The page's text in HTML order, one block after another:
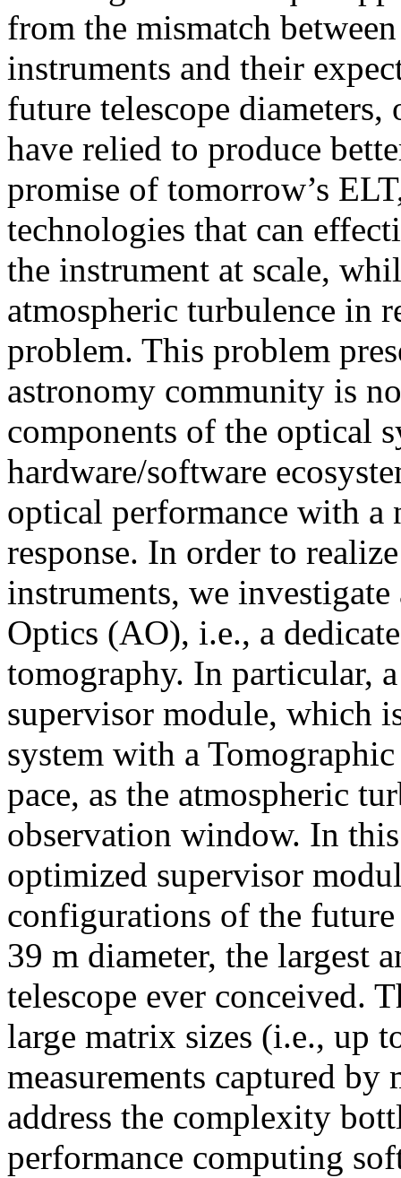
from the mismatch
instruments and their
future telescope
have relied to produce
promise of tomorrow’s
technologies that can
the instrument at scale,
atmospheric turbulence in
problem. This problem
astronomy community is
components of the optical
hardware/software
optical performance with a
response. In order to
instruments, we
Optics (AO), i.e., a
tomography. In particular,
supervisor module, which
system with a
pace, as the atmospheric
observation window. In
optimized supervisor
configurations of the
39 m diameter, the largest
telescope ever conceived.
large matrix sizes (i.e., up
measurements captured
address the complexity
performance computing